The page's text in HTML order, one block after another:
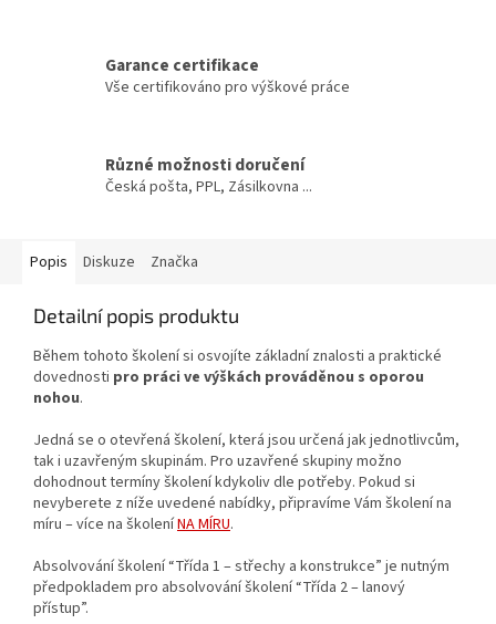
Garance certifikace
Vše certifikováno pro výškové práce
Různé možnosti doručení
Česká pošta, PPL, Zásilkovna ...
Popis Diskuze Značka
Detailní popis produktu
Během tohoto školení si osvojíte základní znalosti a praktické
dovednosti pro práci ve výškách prováděnou s oporou
nohou.
Jedná se o otevřená školení, která jsou určená jak jednotlivcům,
tak i uzavřeným skupinám. Pro uzavřené skupiny možno
dohodnout termíny školení kdykoliv dle potřeby. Pokud si
nevyberete z níže uvedené nabídky, připravíme Vám školení na
míru – více na školeníNA MÍRU.
Absolvování školení “Třída 1 – střechy a konstrukce” je nutným
předpokladem pro absolvování školení “Třída 2 – lanový
přístup”.